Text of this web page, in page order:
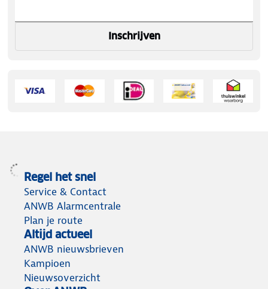
Inschrijven
Regel het snel
Service & Contact
ANWB Alarmcentrale
Plan je route
Altijd actueel
ANWB nieuwsbrieven
Kampioen
Nieuwsoverzicht